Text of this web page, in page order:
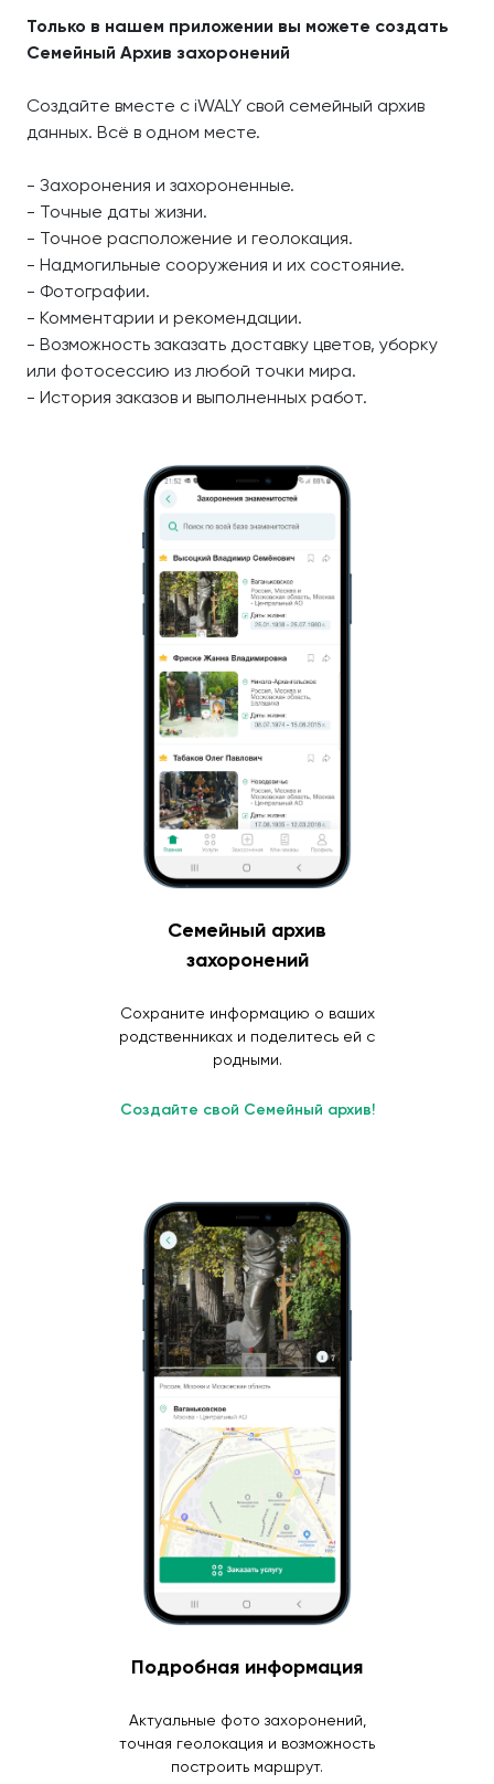
Только в нашем приложении вы можете создать
Семейный Архив захоронений
Создайте вместе с iWALY свой семейный архив
данных. Всё в одном месте.
- Захоронения и захороненные.
- Точные даты жизни.
- Точное расположение и геолокация.
- Надмогильные сооружения и их состояние.
- Фотографии.
- Комментарии и рекомендации.
- Возможность заказать доставку цветов, уборку
или фотосессию из любой точки мира.
- История заказов и выполненных работ.
Семейный архив
захоронений
Сохраните информацию о ваших
родственниках и поделитесь ей с
родными.
Создайте свой Семейный архив!
Подробная информация
Актуальные фото захоронений,
точная геолокация и возможность
построить маршрут.